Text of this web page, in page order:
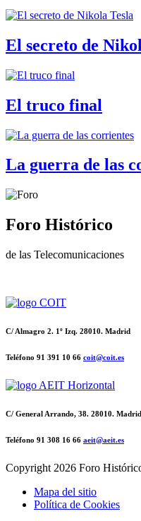
El secreto de
El truco final
La guerra de las
Foro Histórico
de las Telecomunicaciones
C/ Almagro 2. 1º Izq. 28010. Madrid
Teléfono 91 391 10 66 coit@coit.es
C/ General Arrando, 38. 28010. Madrid
Teléfono 91 308 16 66 aeit@aeit.es
Copyright 2026 Foro
Mapa del sitio
Política de Cookies